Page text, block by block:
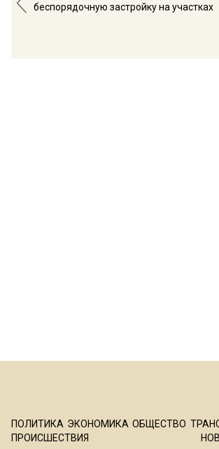
беспорядочную застройку на участках
ПОЛИТИКА ЭКОНОМИКА ОБЩЕСТВО
ПРОИСШЕСТВИЯ